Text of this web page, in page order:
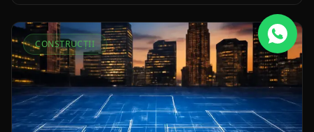
CONSTRUCȚII